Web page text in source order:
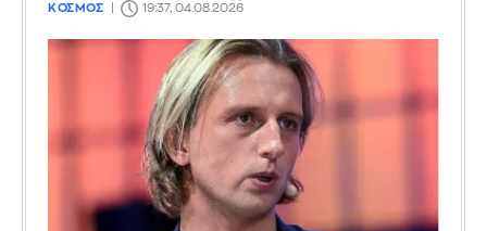
ΚΟΣΜΟΣ 19:37, 04.08.2026